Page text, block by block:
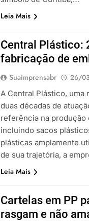
Leia Mais
Central Plástico:
fabricação de
Suaimprensabr 26/
A Central Plástico, uma
duas décadas de
referência na produção
incluindo sacos
plásticas amplamente
de sua trajetória, a
Leia Mais
Cartelas em PP
rasgam e não